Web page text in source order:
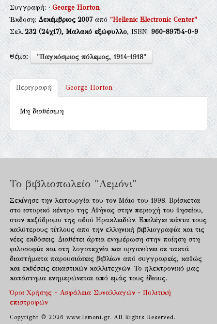
Συγγραφή:·George Horton
Έκδοση:Δεκέμβριος 2007από"Hellenic Electronic Center"
Σελ.:232(24χ17), Μαλακό εξώφυλλο, ISBN:960-89754-0-9
Θέμα: "Παγκόσμιος πόλεμος, 1914-1918"
Περιγραφή George Horton
Μη διαθέσιμη
Το βιβλιοπωλείο "Λεμόνι"
Ξεκίνησε την λειτουργία του τον Μάιο του 1998. Βρίσκεται
στο ιστορικό κέντρο της Αθήνας στην περιοχή του θησείου,
στον πεζόδρομο της οδού Ηρακλειδών. Επιλέγει πάντα τους
καλύτερους τίτλους απο την ελληνική βιβλιογραφία και τις
νέες εκδόσεις. Διαθέτει άρτια ενημέρωση στην ποίηση στη
φιλοσοφία και στη λογοτεχνία και οργανώνει σε τακτά
διαστήματα παρουσιάσεις βιβλίων από συγγραφείς, καθώς
και εκθέσεις εικαστικών καλλιτεχνών. Το ηλεκτρονικό μας
κατάστημα ενημερώνεται από εμάς τους ίδιους.
Όροι Χρήσης - Ασφάλεια Συναλλαγών - Πολιτική
επιστροφών
Copyright © 2026 www.lemoni.gr. All Rights Reserved.